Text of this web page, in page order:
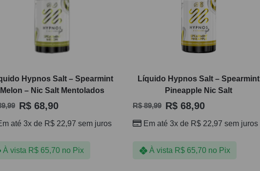
Hypnos Salt – Spearmint
Melon – Nic Salt Mentolados
R$ 68,90
até 3x de R$ 22,97 sem juros
À vista R$65,70 no Pix
Líquido Hypnos Salt – Spearmint
Pineapple Nic Salt
R$89,99 R$68,90
Em até 3x de R$22,97 sem juros
À vista R$65,70 no Pix